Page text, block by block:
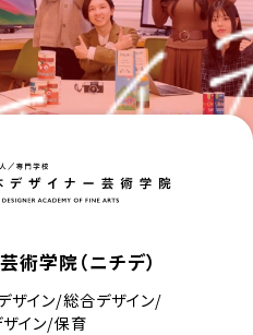
学院（ニチデ）
ザイン/総合デザイン/
ザイン/保育